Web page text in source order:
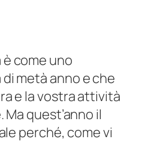
è come uno
metà anno e che
e la vostra attività
quest’anno il
perché, come vi